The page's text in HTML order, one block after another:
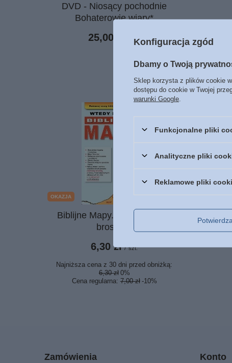
DVD - Niosący pochodnie
Bohaterowie wiary*
25,00 zł szt.
OKAZJA
Biblijne Mapy. Wtedy i dziś -
broszura
6,30 zł / szt.
Najniższa cena z 30 dni przed obniżką:
6,30 zł 0%
Cena regularna: 7,00 zł -10%
Bogu
Zamówienia Konto
Konfiguracja zgód
Dbamy o Twoją
Sklep korzysta z plików cookie
dostępu do cookie w Twojej
warunki Google
Funkcjonalne pliki
Analityczne pliki
Reklamowe pliki